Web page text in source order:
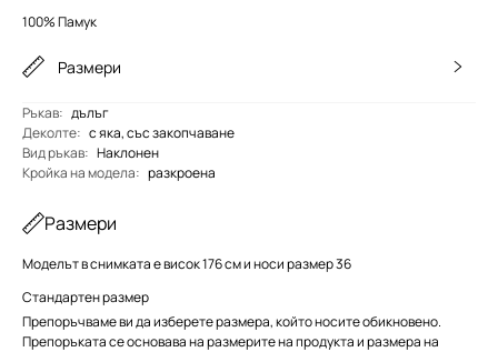
100% Памук
Размери
Ръкав: дълъг
Деколте: с яка, със закопчаване
Вид ръкав: Наклонен
Кройка на модела: разкроена
Размери
Моделът в снимката е висок 176 см и носи размер 36
Стандартен размер
Препоръчваме ви да изберете размера, който носите обикновено.
Препоръката се основава на размерите на продукта и размера на